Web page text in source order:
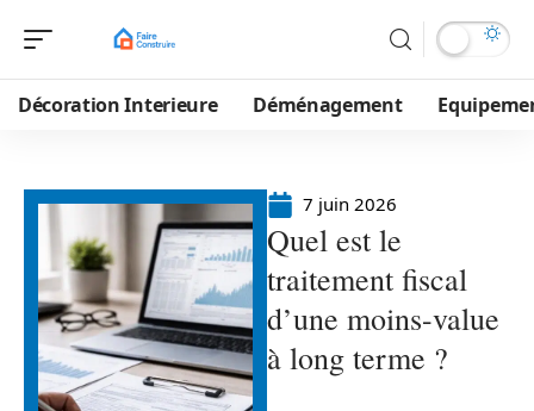
Décoration Interieure Déménagement
7 juin 2026
Quel est le
traitement fiscal
d’une moins-value
à long terme ?